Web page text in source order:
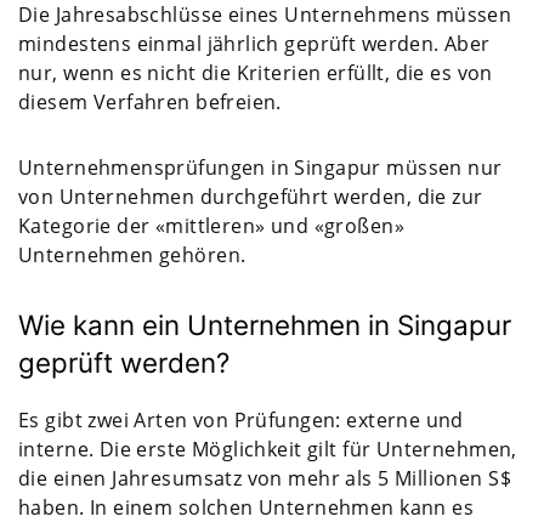
Die Jahresabschlüsse eines Unternehmens müssen
mindestens einmal jährlich geprüft werden. Aber
nur, wenn es nicht die Kriterien erfüllt, die es von
diesem Verfahren befreien.
Unternehmensprüfungen in Singapur müssen nur
von Unternehmen durchgeführt werden, die zur
Kategorie der «mittleren» und «großen»
Unternehmen gehören.
Wie kann ein Unternehmen in Singapur
geprüft werden?
Es gibt zwei Arten von Prüfungen: externe und
interne. Die erste Möglichkeit gilt für Unternehmen,
die einen Jahresumsatz von mehr als 5 Millionen S$
haben. In einem solchen Unternehmen kann es